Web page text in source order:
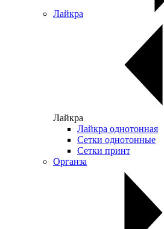
Лайкра
Лайкра
Лайкра однотонная
Сетки однотонные
Сетки принт
Органза